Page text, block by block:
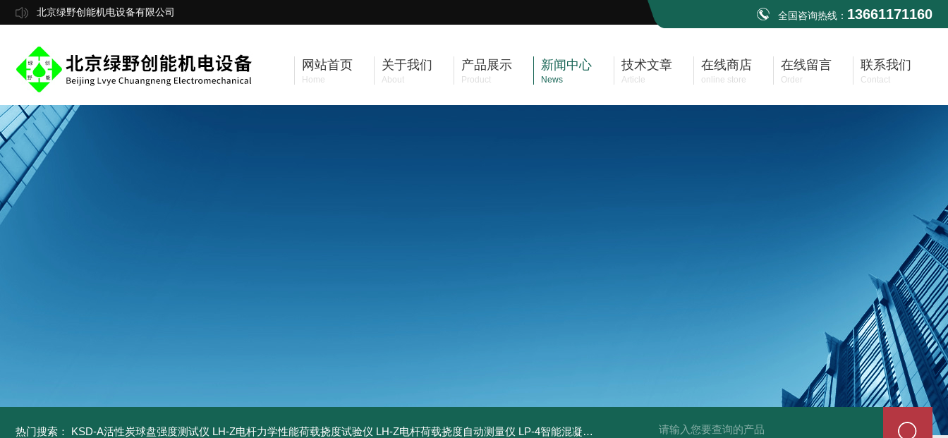
北京绿野创能机电设备有限公司 全国咨询热线： 13661171160
网站首页
Home
关于我们
About
产品展示
Product
新闻中心
News
技术文章
Article
在线商店
online store
在线留言
Order
联系我们
Contact
热门搜索： KSD-A活性炭球盘强度测试仪 LH-Z电杆力学性能荷载挠度试验仪 LH-Z电杆荷载挠度自动测量仪 LP-4智能混凝土电杆检测系统 LP-4混凝土电杆检测仪 LW-4电杆荷载挠度自动测量仪（无线